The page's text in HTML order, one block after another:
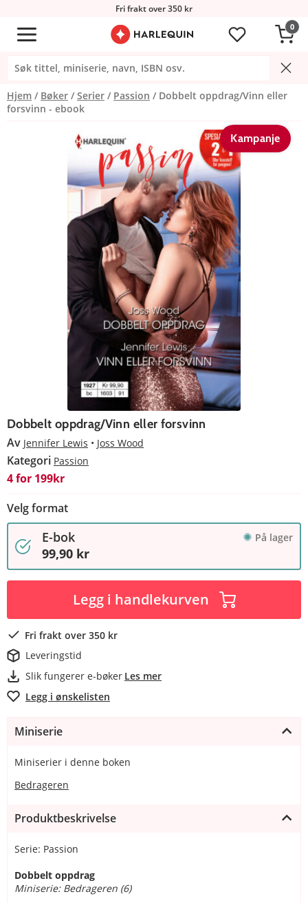
Fri frakt over 350 kr
0
Hjem Bøker Serier Passion
Dobbelt oppdrag/Vinn eller
forsvinn - ebook
Kampanje
Dobbelt oppdrag/Vinn eller forsvinn
Av Jennifer Lewis Joss Wood
Kategori Passion
4 for 199kr
Velg format
E-bok På lager
99,90 kr
Legg i handlekurven
Fri frakt over 350 kr
Leveringstid
Slik fungerer e-bøker Les mer
Legg i ønskelisten
Miniserie
Miniserier i denne boken
Bedrageren
Produktbeskrivelse
Serie: Passion
Dobbelt oppdrag
Miniserie: Bedrageren (6)